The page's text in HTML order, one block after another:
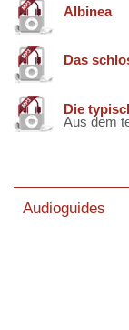
Albinea
Das
Die
Aus dem
Audioguides